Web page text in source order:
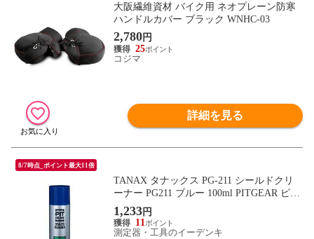
大阪繊維資材 バイク用 ネオプレーン防寒
ハンドルカバー ブラック WNHC-03
2,780円
25
コジマ
詳細を見る
8/7時点_ポイント最大11倍
TANAX タナックス PG-211 シールドクリ
ーナー PG211 ブルー 100ml PITGEAR ピッ
トギア メンテナンス
1,233円
11
測定器・工具のイーデンキ